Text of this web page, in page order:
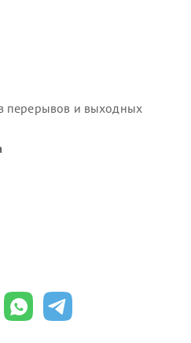
перерывов и выходных